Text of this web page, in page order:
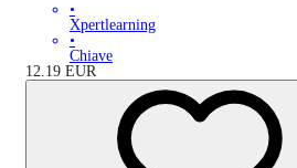
•
Xpertlearning
•
Chiave
12.19 EUR